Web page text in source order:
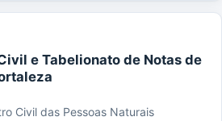
e Tabelionato de Notas de
Civil das Pessoas Naturais